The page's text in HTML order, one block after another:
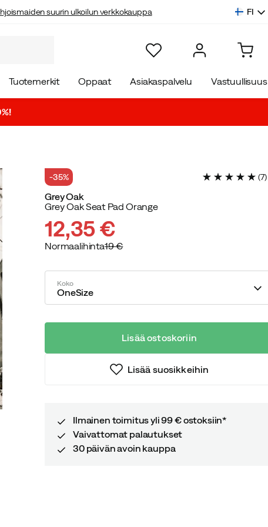
suurin ulkoilun verkkokauppa FI
Tuotemerkit Oppaat Asiakaspalvelu Vastuullisuus
-35% (7)
Grey Oak
Grey Oak Seat Pad Orange
discounted
price
12,35 €
original
price
Normaalihinta19 €
Koko
OneSize
Lisää ostoskoriin
Lisää suosikkeihin
Ilmainen toimitus yli 99 € ostoksiin*
Vaivattomat palautukset
30 päivän avoin kauppa